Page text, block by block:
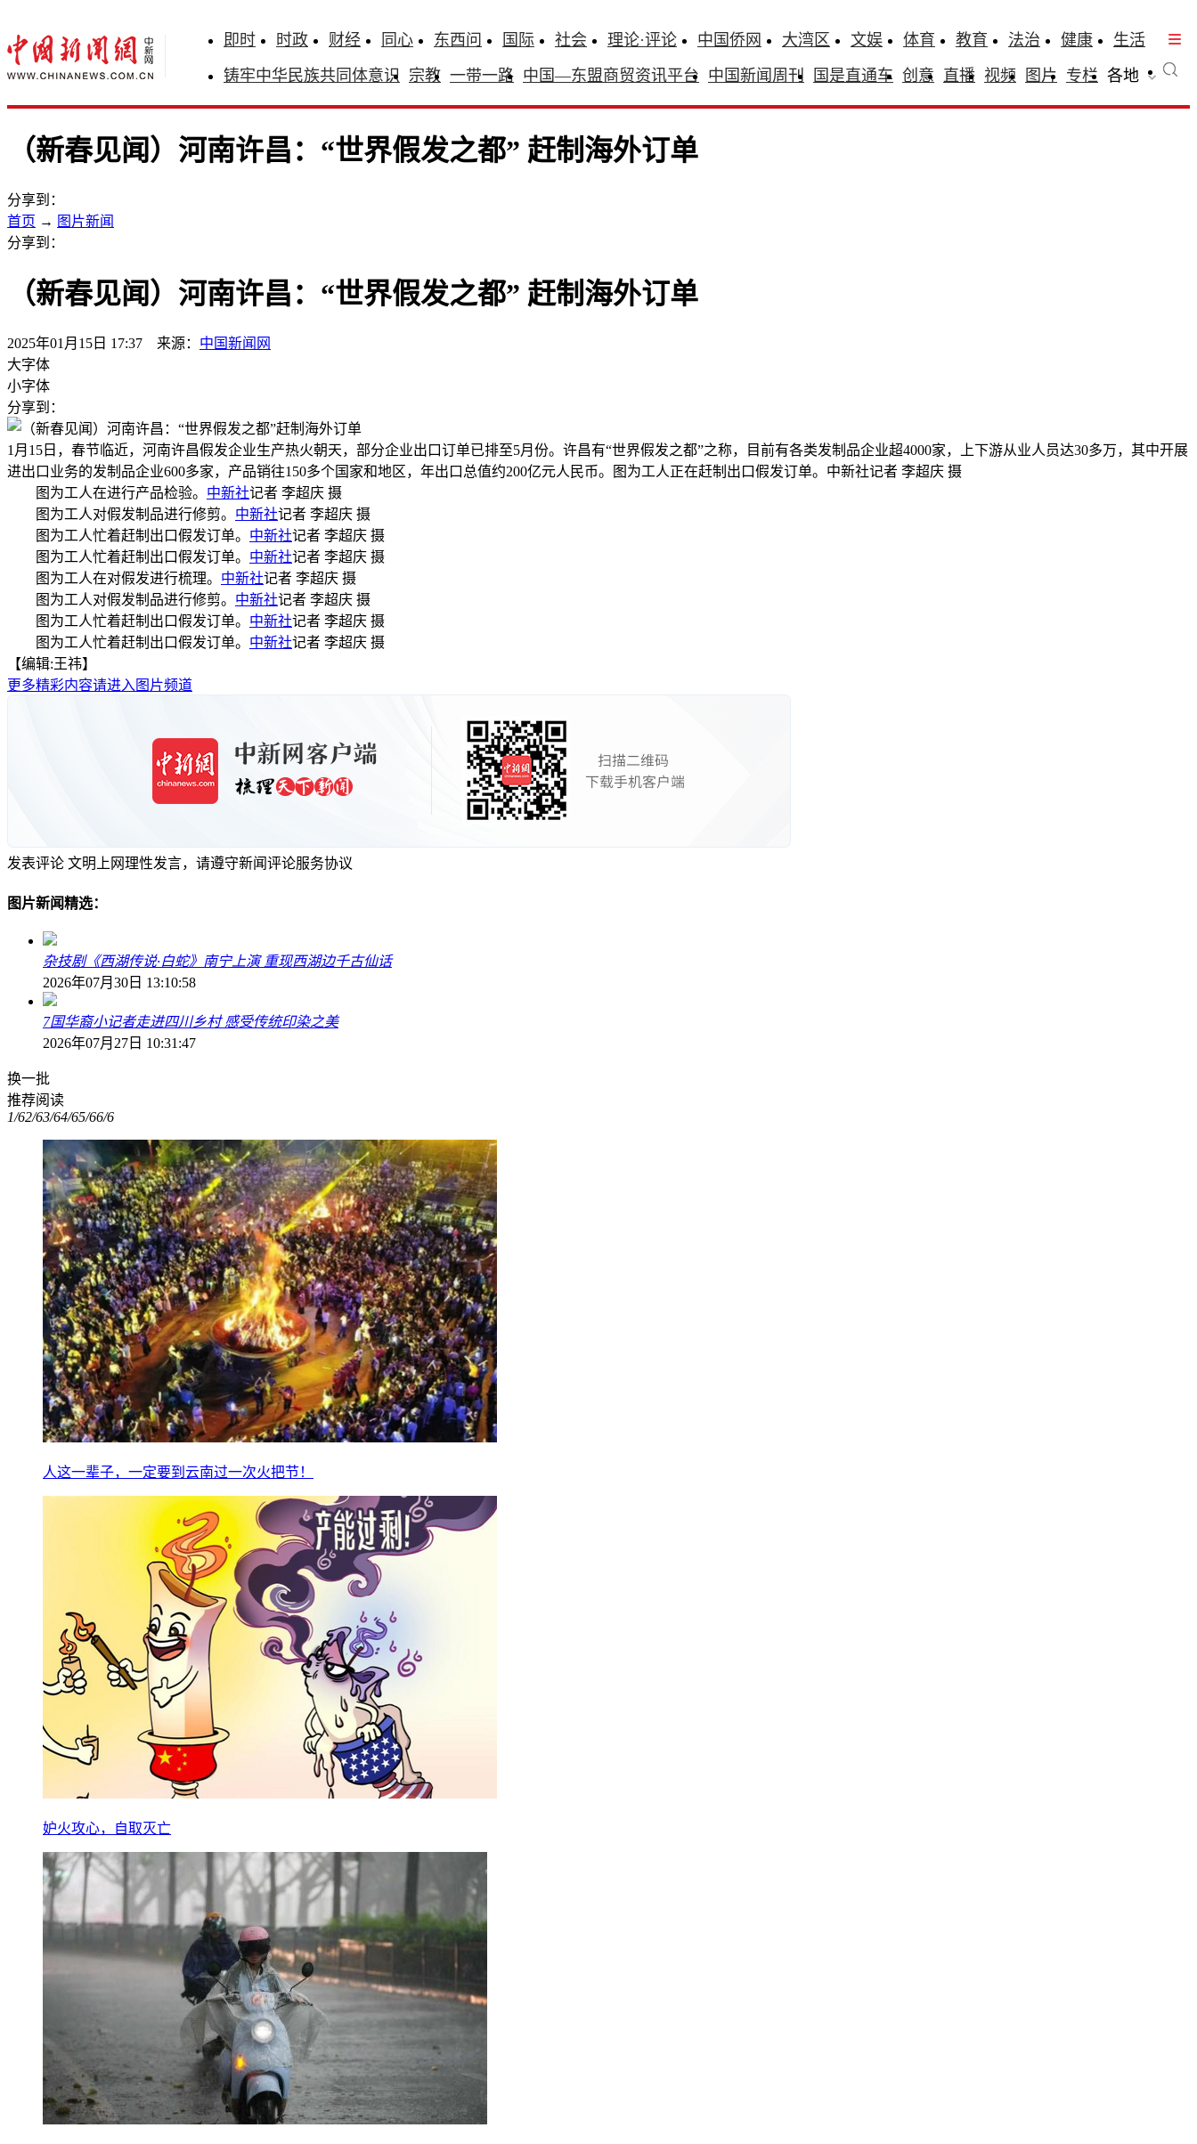
即时 时政 财经 同心 东西问 国际 社会 理论·评论 中国侨网 大湾区 文娱 体育 教育 法治 健康
生活
铸牢中华民族共同体意识 宗教 一带一路 中国—东盟商贸资讯平台 中国新闻周刊 国是直通车 创意 直播 视频 图片 专栏 各地
（新春见闻）河南许昌：“世界假发之都” 赶制海外订单
分享到：
首页 → 图片新闻
分享到：
（新春见闻）河南许昌：“世界假发之都” 赶制海外订单
2025年01月15日 17:37 来源： 中国新闻网
大字体
小字体
分享到：
1月15日，春节临近，河南许昌假发企业生产热火朝天，部分企业出口订单已排至5月份。许昌有“世界假发之都”之称，目前有各类发制品企业超4000家，上下游从业人员达30多万，其中开展
进出口业务的发制品企业600多家，产品销往150多个国家和地区，年出口总值约200亿元人民币。图为工人正在赶制出口假发订单。中新社记者 李超庆 摄
图为工人在进行产品检验。 中新社记者 李超庆 摄
图为工人对假发制品进行修剪。 中新社记者 李超庆 摄
图为工人忙着赶制出口假发订单。 中新社记者 李超庆 摄
图为工人忙着赶制出口假发订单。 中新社记者 李超庆 摄
图为工人在对假发进行梳理。 中新社记者 李超庆 摄
图为工人对假发制品进行修剪。 中新社记者 李超庆 摄
图为工人忙着赶制出口假发订单。 中新社记者 李超庆 摄
图为工人忙着赶制出口假发订单。 中新社记者 李超庆 摄
【编辑:王祎】
更多精彩内容请进入图片频道
发表评论 文明上网理性发言，请遵守新闻评论服务协议
图片新闻精选：
杂技剧《西湖传说·白蛇》南宁上演 重现西湖边千古仙话
2026年07月30日 13:10:58
7国华裔小记者走进四川乡村 感受传统印染之美
2026年07月27日 10:31:47
换一批
推荐阅读
1/62/63/64/65/66/6
人这一辈子，一定要到云南过一次火把节！
妒火攻心，自取灭亡